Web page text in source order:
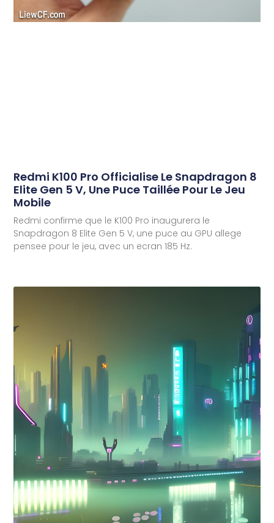
Redmi K100 Pro Officialise Le Snapdragon 8
Elite Gen 5 V, Une Puce Taillée Pour Le Jeu
Mobile
Redmi confirme que le K100 Pro inaugurera le
Snapdragon 8 Elite Gen 5 V, une puce au GPU allege
pensee pour le jeu, avec un ecran 185 Hz.